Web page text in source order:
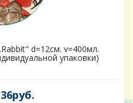
d=12см. v=400мл.
упаковки)